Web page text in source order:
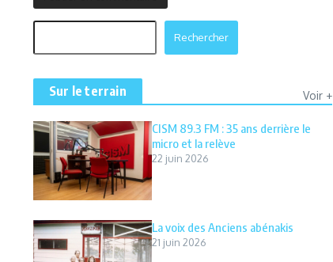
Rechercher
Sur le terrain Voir +
CISM 89.3 FM : 35 ans derrière le
micro et la relève
22 juin 2026
La voix des Anciens abénakis
21 juin 2026